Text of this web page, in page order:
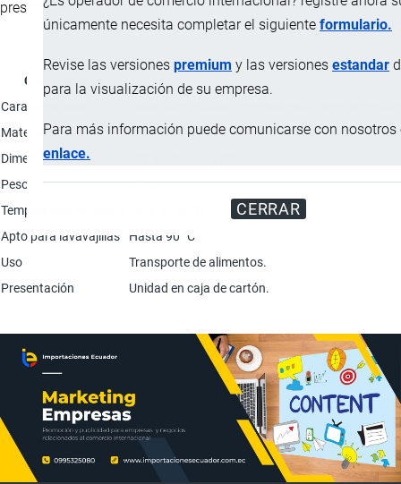
únicamente necesita completar el siguiente formulario.
Revise las versiones premium y las versiones estandar
para la visualización de su empresa.
Para más información puede comunicarse con nosotros
enlace.
CERRAR
presenta vacío o equipado con bandeja internas (opcionales).
Característica
Características
Materiales
Cobertura de polipropileno de doble pared;
Dimensiones
Peso
3.8 kg
Temperatura ambiente
Apto para lavavajillas
Hasta 90 °C
Uso
Transporte de alimentos.
Presentación
Unidad en caja de cartón.